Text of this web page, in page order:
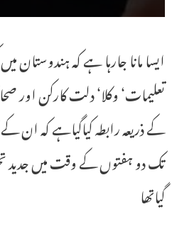
ایسا مانا جارہا ہے کہ ہندوستان
تعلیمات‘ وکلا‘ دلت کارکن اور
تک دو ہفتوں کے وقت میں جدید
گیاتھا